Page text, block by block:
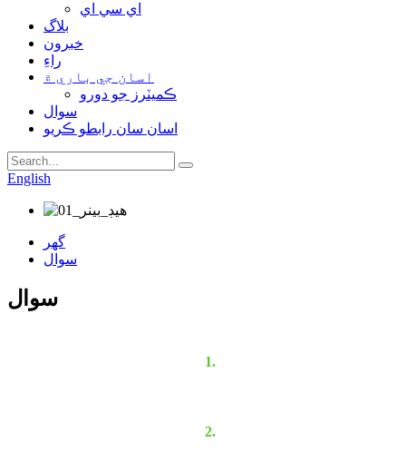
اي سي اي
بلاگ
خبرون
راءِ
اسان جي باري ۾
ڪميٽرز جو دورو
سوال
اسان سان رابطو ڪريو
English
گھر
سوال
سوال
1.
2.